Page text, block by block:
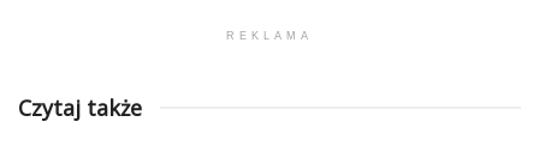
REKLAMA
Czytaj także